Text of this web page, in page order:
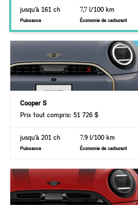
jusqu’à 161 ch
Puissance
7,7 l/100 km
Économie de carburant
Cooper S
Prix tout compris: 51 726 $
jusqu’à 201 ch
Puissance
7.9 l/100 km
Économie de carburant